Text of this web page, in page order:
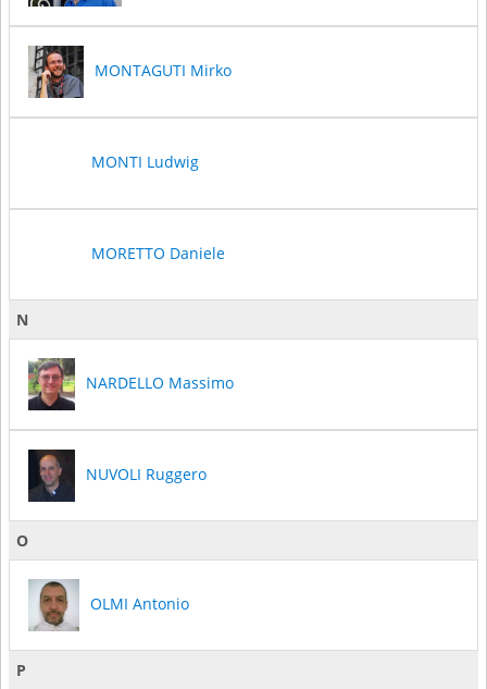
MONTAGUTI Mirko
MONTI Ludwig
MORETTO Daniele
N
NARDELLO Massimo
NUVOLI Ruggero
O
OLMI Antonio
P